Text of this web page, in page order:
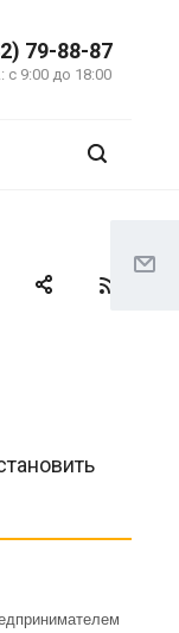
79-88-87
с 9:00 до 18:00